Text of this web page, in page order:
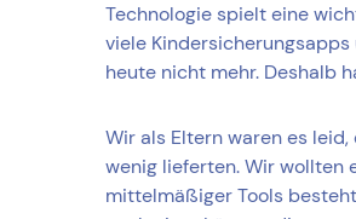
Technologie spielt eine
viele
heute nicht mehr. Deshalb
Wir als Eltern waren es
wenig lieferten. Wir wollten
mittelmäßiger Tools